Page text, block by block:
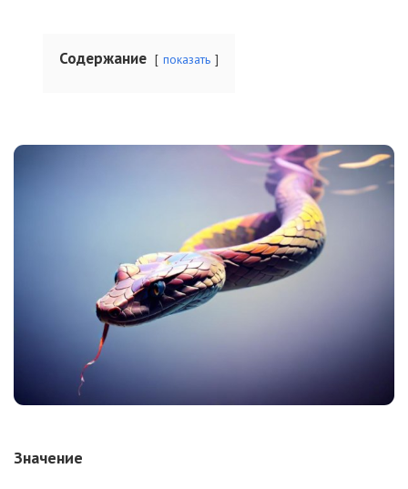
Содержание показать
Значение